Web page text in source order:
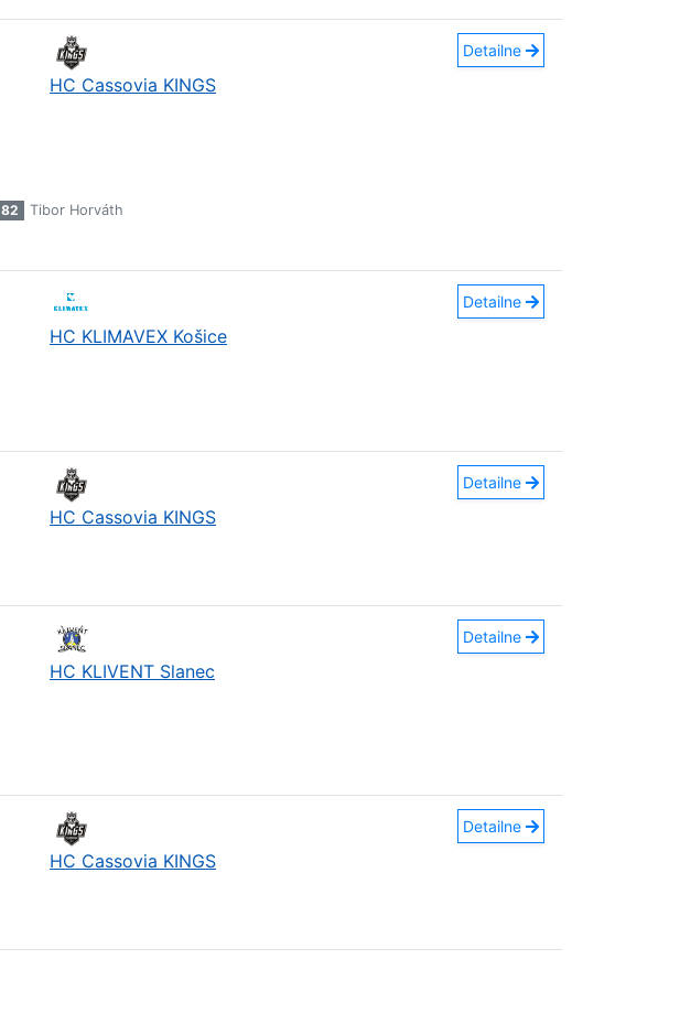
HC Cassovia KINGS
Detailne
82 Tibor Horváth
HC KLIMAVEX Košice
Detailne
HC Cassovia KINGS
Detailne
HC KLIVENT Slanec
Detailne
HC Cassovia KINGS
Detailne